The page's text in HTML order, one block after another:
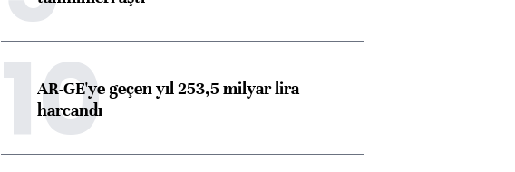
10
AR-GE'ye geçen yıl 253,5 milyar lira
harcandı